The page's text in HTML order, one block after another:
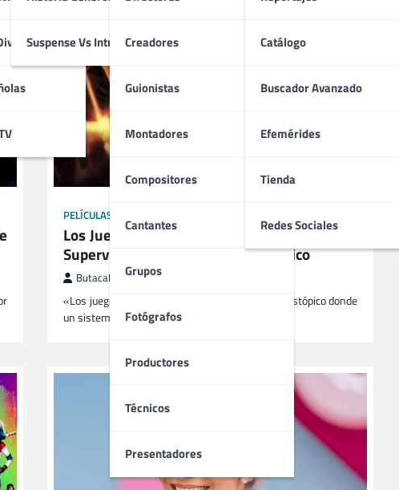
Suspense Vs IntrigaCreadores
Guionistas
Montadores
Compositores
Cantantes
Grupos
Fotógrafos
Productores
Técnicos
Presentadores
Catálogo
Buscador Avanzado
Efemérides
Tienda
Redes Sociales
PELÍCULAS
Los Juegos del Hambre (2012) | Lucha por la
Supervivencia en un Mundo Distópico
ButacaMax mayo 8, 2025
«Los juegos del hambre» nos lleva a un futuro distópico donde
un sistema opresivo obliga a jóvenes a luchar a…